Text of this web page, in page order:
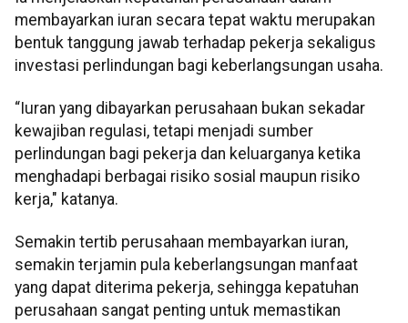
membayarkan iuran secara tepat waktu merupakan
bentuk tanggung jawab terhadap pekerja sekaligus
investasi perlindungan bagi keberlangsungan usaha.
“Iuran yang dibayarkan perusahaan bukan sekadar
kewajiban regulasi, tetapi menjadi sumber
perlindungan bagi pekerja dan keluarganya ketika
menghadapi berbagai risiko sosial maupun risiko
kerja," katanya.
Semakin tertib perusahaan membayarkan iuran,
semakin terjamin pula keberlangsungan manfaat
yang dapat diterima pekerja, sehingga kepatuhan
perusahaan sangat penting untuk memastikan